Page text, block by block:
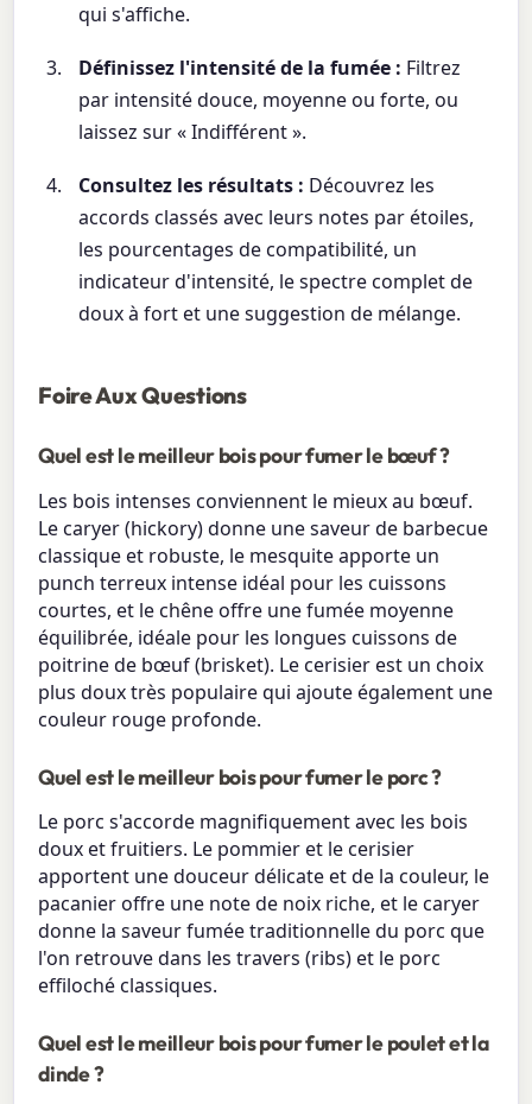
qui s'affiche.
Définissez l'intensité de la fumée : Filtrez
par intensité douce, moyenne ou forte, ou
laissez sur « Indifférent ».
Consultez les résultats : Découvrez les
accords classés avec leurs notes par étoiles,
les pourcentages de compatibilité, un
indicateur d'intensité, le spectre complet de
doux à fort et une suggestion de mélange.
Foire Aux Questions
Quel est le meilleur bois pour fumer le bœuf ?
Les bois intenses conviennent le mieux au bœuf.
Le caryer (hickory) donne une saveur de barbecue
classique et robuste, le mesquite apporte un
punch terreux intense idéal pour les cuissons
courtes, et le chêne offre une fumée moyenne
équilibrée, idéale pour les longues cuissons de
poitrine de bœuf (brisket). Le cerisier est un choix
plus doux très populaire qui ajoute également une
couleur rouge profonde.
Quel est le meilleur bois pour fumer le porc ?
Le porc s'accorde magnifiquement avec les bois
doux et fruitiers. Le pommier et le cerisier
apportent une douceur délicate et de la couleur, le
pacanier offre une note de noix riche, et le caryer
donne la saveur fumée traditionnelle du porc que
l'on retrouve dans les travers (ribs) et le porc
effiloché classiques.
Quel est le meilleur bois pour fumer le poulet et la
dinde ?